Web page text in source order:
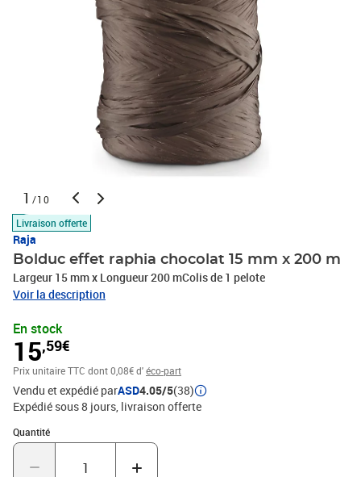
1 /10
Livraison offerte
Raja
Bolduc effet raphia chocolat 15 mm x 200 m
Largeur 15 mm x Longueur 200 mColis de 1 pelote
Voir la description
En stock
15,59€
Prix unitaire TTC dont 0,08€ d'éco-part
Vendu et expédié parASD4.05/5(38)
Expédié sous 8 jours livraison offerte
Quantité
Quantité : 1